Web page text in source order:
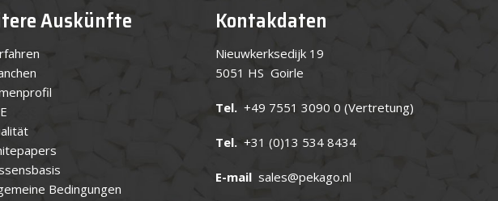
Auskünfte
Bedingungen
Kontakdaten
Nieuwkerksedijk 19
5051 HS Goirle
Tel.+49 7551 3090 0 (Vertretung)
Tel. +31 (0)13 534 8434
E-mail sales@pekago.nl